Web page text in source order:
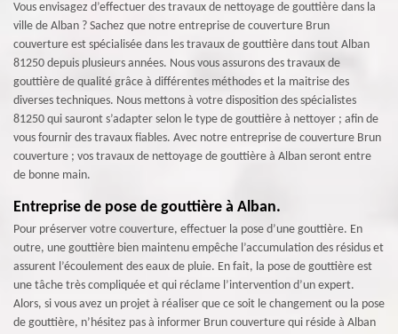
Vous envisagez d’effectuer des travaux de nettoyage de gouttière dans la
ville de Alban ? Sachez que notre entreprise de couverture Brun
couverture est spécialisée dans les travaux de gouttière dans tout Alban
81250 depuis plusieurs années. Nous vous assurons des travaux de
gouttière de qualité grâce à différentes méthodes et la maitrise des
diverses techniques. Nous mettons à votre disposition des spécialistes
81250 qui sauront s’adapter selon le type de gouttière à nettoyer ; afin de
vous fournir des travaux fiables. Avec notre entreprise de couverture Brun
couverture ; vos travaux de nettoyage de gouttière à Alban seront entre
de bonne main.
Entreprise de pose de gouttière à Alban.
Pour préserver votre couverture, effectuer la pose d’une gouttière. En
outre, une gouttière bien maintenu empêche l’accumulation des résidus et
assurent l’écoulement des eaux de pluie. En fait, la pose de gouttière est
une tâche très compliquée et qui réclame l’intervention d’un expert.
Alors, si vous avez un projet à réaliser que ce soit le changement ou la pose
de gouttière, n’hésitez pas à informer Brun couverture qui réside à Alban